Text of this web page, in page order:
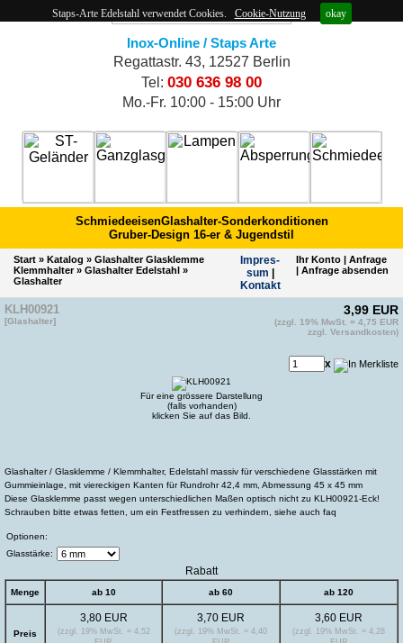
Staps-Arte Edelstahl verwendet Cookies. Cookie-Nutzung okay
Inox-Online / Staps Arte
Regattastr. 43, 12527 Berlin
Tel: 030 636 98 00
Mo.-Fr. 10:00 - 15:00 Uhr
SchmiedeeisenGlashalter-Sonderkonditionen
Gruber-Design 16-er & Jugendstil
Start » Katalog » Glashalter Glasklemme
Klemmhalter» Glashalter Edelstahl »
Glashalter
Impres­
sum
Kontakt
Ihr Konto| Anfrage
| Anfrage absenden
KLH00921
[Glashalter]
3,99 EUR
(zzgl. 19% MwSt. = 4,75 EUR
zzgl. Versandkosten)
x
Für eine grössere Darstellung
(falls vorhanden)
klicken Sie auf das Bild.
Glashalter / Glasklemme / Klemmhalter, Edelstahl massiv für verschiedene Glasstärken mit
Gummieinlage, mit viereckigen Kanten für Rundrohr 42,4 mm, Abmessung 45 x 45 mm
Diese Glasklemme passt wegen unterschiedlichen Maßen optisch nicht zu KLH00921-Eck!
Schrauben bitte etwas fetten, um ein Festfressen zu verhindern, siehe auch faq
Optionen:
Glasstärke:
Rabatt
Menge ab 10 ab 60 ab 120
Preis
3,80 EUR
(zzgl. 19% MwSt. = 4,52
3,70 EUR
(zzgl. 19% MwSt. = 4,40
3,60 EUR
(zzgl. 19% MwSt. = 4,28